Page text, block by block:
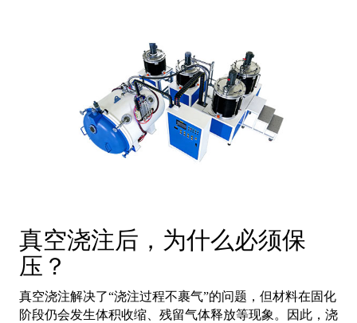
真空浇注后，为什么必须保
压？
真空浇注解决了“浇注过程不裹气”的问题，但材料在固化
阶段仍会发生体积收缩、残留气体释放等现象。因此，浇